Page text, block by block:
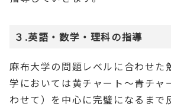
３.英語・数学・理科の指導
麻布大学の問題レベルに合わせた
学においては黄チャート〜青チャ
わせて）を中心に完璧になるまで